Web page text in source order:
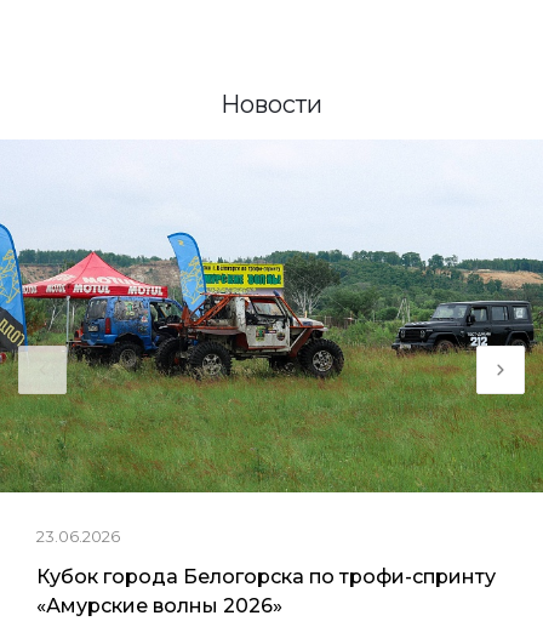
Новости
23.06.2026
Кубок города Белогорска по трофи-спринту
«Амурские волны 2026»